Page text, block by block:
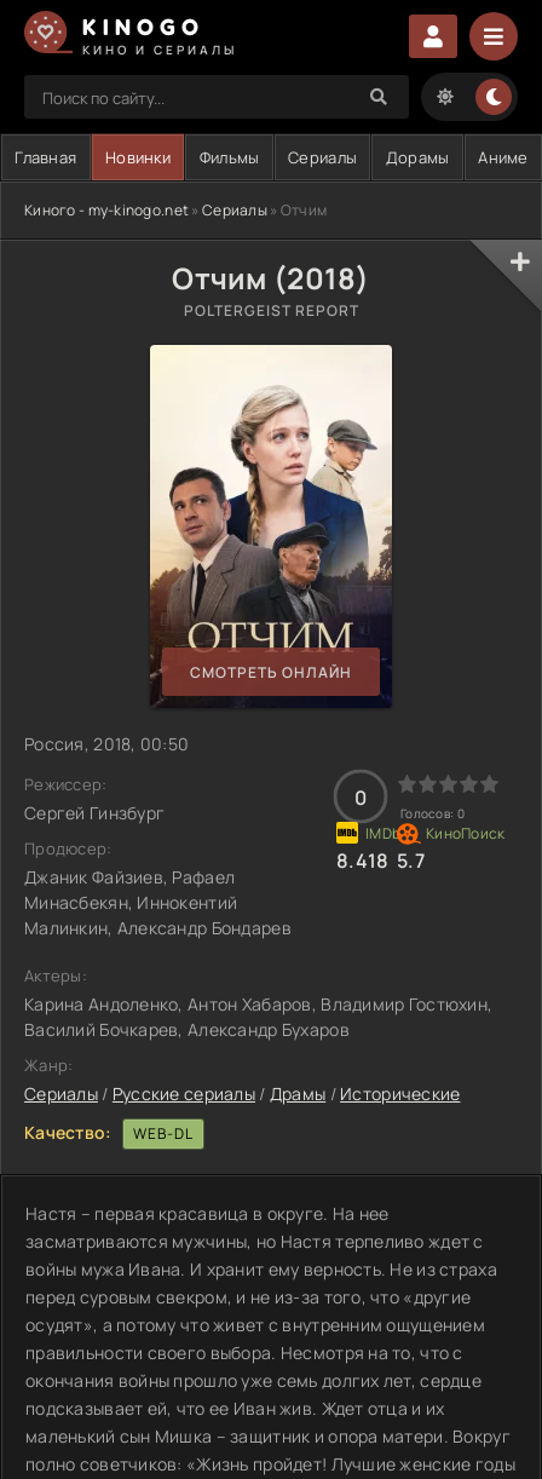
KINOGO
КИНО И СЕРИАЛЫ
Главная Новинки Фильмы Сериалы Дорамы Аниме
Киного - my-kinogo.net»Сериалы» Отчим
Отчим (2018)
POLTERGEIST REPORT
СМОТРЕТЬ ОНЛАЙН
Россия, 2018, 00:50
Режиссер:
Сергей Гинзбург
Продюсер:
Джаник Файзиев, Рафаел
Минасбекян, Иннокентий
Малинкин, Александр Бондарев
0
Голосов: 0
8.418 5.7
Актеры:
Карина Андоленко, Антон Хабаров, Владимир Гостюхин,
Василий Бочкарев, Александр Бухаров
Жанр:
Сериалы/ Русские сериалы / Драмы / Исторические
Качество:
WEB-DL
Настя – первая красавица в округе. На нее
засматриваются мужчины, но Настя терпеливо ждет с
войны мужа Ивана. И хранит ему верность. Не из страха
перед суровым свекром, и не из-за того, что «другие
осудят», а потому что живет с внутренним ощущением
правильности своего выбора. Несмотря на то, что с
окончания войны прошло уже семь долгих лет, сердце
подсказывает ей, что ее Иван жив. Ждет отца и их
маленький сын Мишка – защитник и опора матери. Вокруг
полно советчиков: «Жизнь пройдет! Лучшие женские годы